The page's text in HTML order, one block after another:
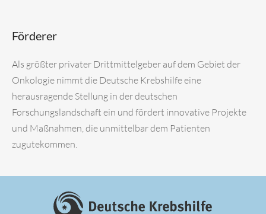
Förderer
Als größter privater Drittmittelgeber auf dem Gebiet der
Onkologie nimmt die Deutsche Krebshilfe eine
herausragende Stellung in der deutschen
Forschungslandschaft ein und fördert innovative Projekte
und Maßnahmen, die unmittelbar dem Patienten
zugutekommen.